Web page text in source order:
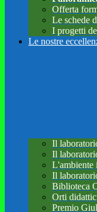
Offerta
Le schede
I progetti
Le nostre
Il
Il
L'ambiente
Il
Biblioteca
Orti
Premio